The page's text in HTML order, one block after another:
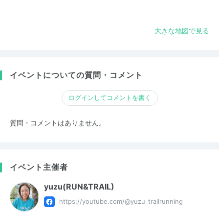
大きな地図で見る
イベントについての質問・コメント
ログインしてコメントを書く
質問・コメントはありません。
イベント主催者
yuzu(RUN&TRAIL)
https://youtube.com/@yuzu_trailrunning